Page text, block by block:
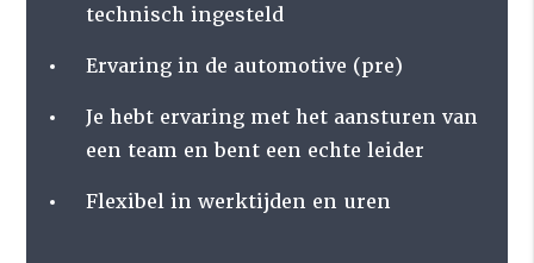
technisch ingesteld
Ervaring in de automotive (pre)
Je hebt ervaring met het aansturen van
een team en bent een echte leider
Flexibel in werktijden en uren